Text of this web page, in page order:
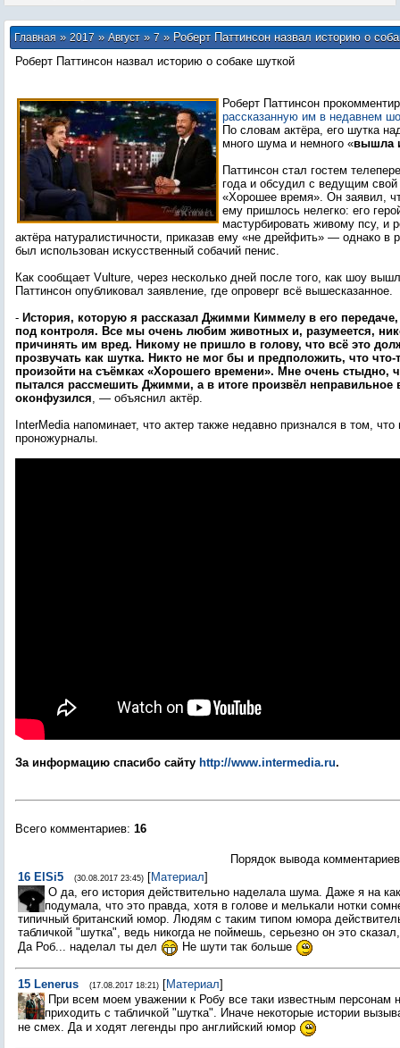
Главная»2017 » Август » 7» Роберт Паттинсон назвал историю о
Роберт Паттинсон назвал историю о собаке шуткой
Роберт Паттинсон
рассказанную им в недавнем
По словам актёра, его шутка
много шума и немного «вышла
Паттинсон стал гостем
года и обсудил с ведущим
«Хорошее время». Он заявил,
ему пришлось нелегко: его
мастурбировать живому псу, и
актёра натуралистичности, приказав ему «не дрейфить» — однако в
был использован искусственный собачий пенис.
Как сообщает Vulture, через несколько дней после того, как шоу
Паттинсон опубликовал заявление, где опроверг всё вышесказанное.
- История, которую я рассказал Джимми Киммелу в его
под контроля. Все мы очень любим животных и, разумеется,
причинять им вред. Никому не пришло в голову, что всё это
прозвучать как шутка. Никто не мог бы и предположить, что
произойти на съёмках «Хорошего времени». Мне очень стыдно,
пытался рассмешить Джимми, а в итоге произвёл неправильное
оконфузился, — объяснил актёр.
InterMedia напоминает, что актер также недавно признался в том,
проножурналы.
За информацию спасибо сайту http://www.intermedia.ru.
Всего комментариев: 16
Порядок вывода
16 ElSi5 (30.08.2017 23:45) [Материал]
О да, его история действительно наделала шума. Даже я на
подумала, что это правда, хотя в голове и мелькали нотки
типичный британский юмор. Людям с таким типом юмора
табличкой "шутка", ведь никогда не поймешь, серьезно он это
Да Роб... наделал ты дел
Не шути так больше
15 Lenerus (17.08.2017 18:21) [Материал]
При всем моем уважении к Робу все таки известным персонам
приходить с табличкой "шутка". Иначе некоторые истории
не смех. Да и ходят легенды про английский юмор